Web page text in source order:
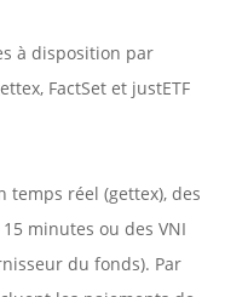
à disposition par
, FactSet et justETF
temps réel (gettex), des
minutes ou des VNI
du fonds). Par